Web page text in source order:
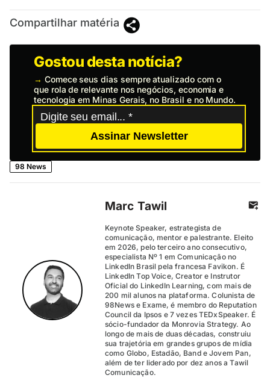
Compartilhar matéria
Gostou desta notícia?
→ Comece seus dias sempre atualizado com o
que rola de relevante nos negócios, economia e
tecnologia em Minas Gerais, no Brasil e no Mundo.
Assinar Newsletter
98 News
Marc Tawil
Keynote Speaker, estrategista de
comunicação, mentor e palestrante. Eleito
em 2026, pelo terceiro ano consecutivo,
especialista Nº 1 em Comunicação no
LinkedIn Brasil pela francesa Favikon. É
LinkedIn Top Voice, Creator e Instrutor
Oficial do LinkedIn Learning, com mais de
200 mil alunos na plataforma. Colunista de
98News e Exame, é membro do Reputation
Council da Ipsos e 7 vezes TEDxSpeaker. É
sócio-fundador da Monrovia Strategy. Ao
longo de mais de duas décadas, construiu
sua trajetória em grandes grupos de mídia
como Globo, Estadão, Band e Jovem Pan,
além de ter liderado por dez anos a Tawil
Comunicação.